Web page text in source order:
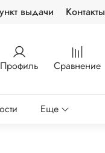
выдачи Контакты
Профиль Сравнение
Еще